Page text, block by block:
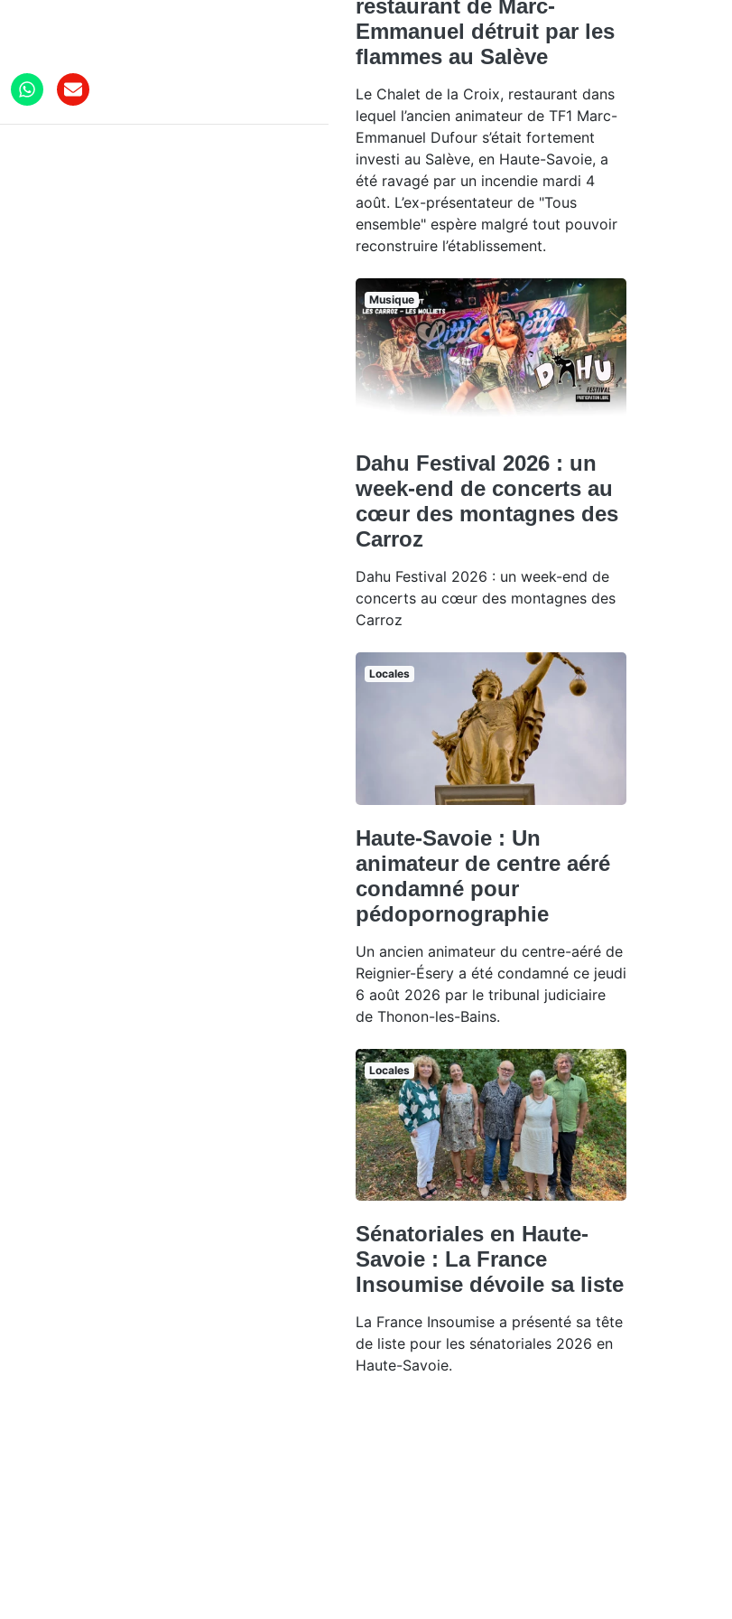
restaurant de Marc-
Emmanuel détruit par les
flammes au Salève
Le Chalet de la Croix, restaurant dans
lequel l’ancien animateur de TF1 Marc-
Emmanuel Dufour s’était fortement
investi au Salève, en Haute-Savoie, a
été ravagé par un incendie mardi 4
août. L’ex-présentateur de "Tous
ensemble" espère malgré tout pouvoir
reconstruire l’établissement.
Musique
Dahu Festival 2026 : un
week-end de concerts au
cœur des montagnes des
Carroz
Dahu Festival 2026 : un week-end de
concerts au cœur des montagnes des
Carroz
Locales
Haute-Savoie : Un
animateur de centre aéré
condamné pour
pédopornographie
Un ancien animateur du centre-aéré de
Reignier-Ésery a été condamné ce jeudi
6 août 2026 par le tribunal judiciaire
de Thonon-les-Bains.
Locales
Sénatoriales en Haute-
Savoie : La France
Insoumise dévoile sa liste
La France Insoumise a présenté sa tête
de liste pour les sénatoriales 2026 en
Haute-Savoie.